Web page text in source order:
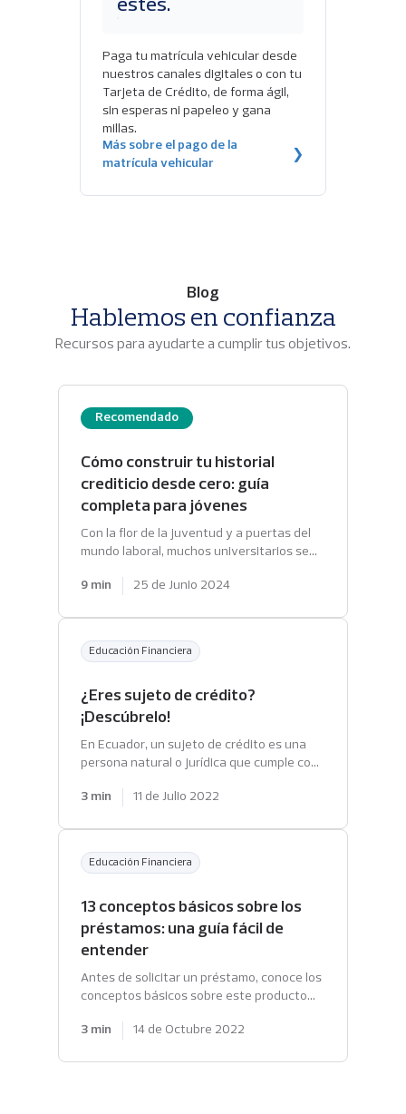
estés.
Paga tu matrícula vehicular desde
nuestros canales digitales o con tu
Tarjeta de Crédito, de forma ágil,
sin esperas ni papeleo y gana
millas.
Más sobre el pago de la
matrícula vehicular
❯
Blog
Hablemos en confianza
Recursos para ayudarte a cumplir tus objetivos.
Cómo construir tu historial
crediticio desde cero: guía
completa para jóvenes
Recomendado
Con la flor de la juventud y a puertas del
mundo laboral, muchos universitarios se
crear su historial crediticio para acceder a
vida. Si tú estás igual, quédate, porque
vamos a explicarte las mejores formas
primero, hay que entender bien lo que es.
¡Esta clase te va a gustar!
9 min 25 de Junio 2024
¿Eres sujeto de crédito?
¡Descúbrelo!
Educación Financiera
En Ecuador, un sujeto de crédito es una
persona natural o jurídica que cumple con
acceder a productos crediticios.
3 min 11 de Julio 2022
13 conceptos básicos sobre los
préstamos: una guía fácil de
entender
Educación Financiera
Antes de solicitar un préstamo, conoce los
conceptos básicos sobre este producto
entiendas cada uno de ellos.
3 min 14 de Octubre 2022